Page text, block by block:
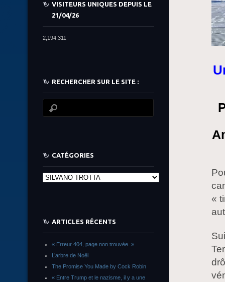
«
VISITEURS UNIQUES DEPUIS LE
21/04/26
2,194,311
RECHERCHER SUR LE SITE :
CATÉGORIES
Catégories
ARTICLES RÉCENTS
« Erreur 404, page non trouvée. »
L’arbre de Noêl
The Promise You Made by Cock Robin
« Entre Trump et le nazisme, il y a une